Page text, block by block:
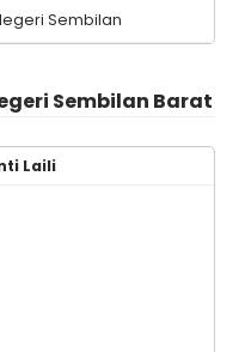
Sembilan
Sembilan Barat
Laili